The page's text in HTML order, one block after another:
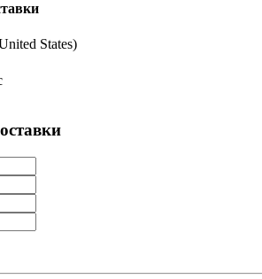
States)